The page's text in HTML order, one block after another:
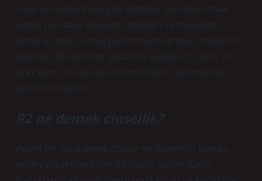
roka ve kuşkonmaz gibi sebzeler de dahil olmak
üzere tüm taze mevsim sebzeleri ve meyveleri;
deniz ürünleri cinsel performansı artıran doğal bir
besindir. Bu besinler vücudun sağlığı için iyidir ve
ereksiyon için iyi olan hormonların salınmasına
yardımcı olabilir.
92 ne demek cinsellik?
Adam bir sandalyeye oturur ve dizlerinin altında
onları yükseltmek için bir yastık vardır. Kadın